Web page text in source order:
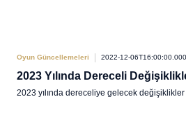
Oyun Güncellemeleri 2022-12-
2023 Yılında Dereceli
2023 yılında dereceliye gelecek değişiklikler